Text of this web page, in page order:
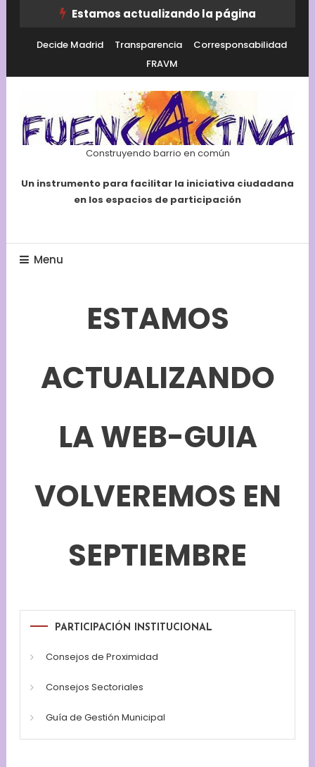
Content
Estamos actualizando la página
Decide Madrid Transparencia
Corresponsabilidad
FRAVM
Construyendo barrio en común
Un instrumento para facilitar la iniciativa ciudadana
en los espacios de participación
Menu
ESTAMOS
ACTUALIZANDO
LA WEB-GUIA
VOLVEREMOS EN
SEPTIEMBRE
PARTICIPACIÓN INSTITUCIONAL
Consejos de Proximidad
Consejos Sectoriales
Guía de Gestión Municipal